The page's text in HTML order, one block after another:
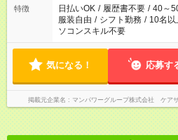
特徴 日払いOK / 履歴書不要 / 40～
服装自由 / シフト勤務 / 10名以
ソコンスキル不要
気になる！ 応募す
掲載元企業名 マンパワーグループ株式会社 ケア